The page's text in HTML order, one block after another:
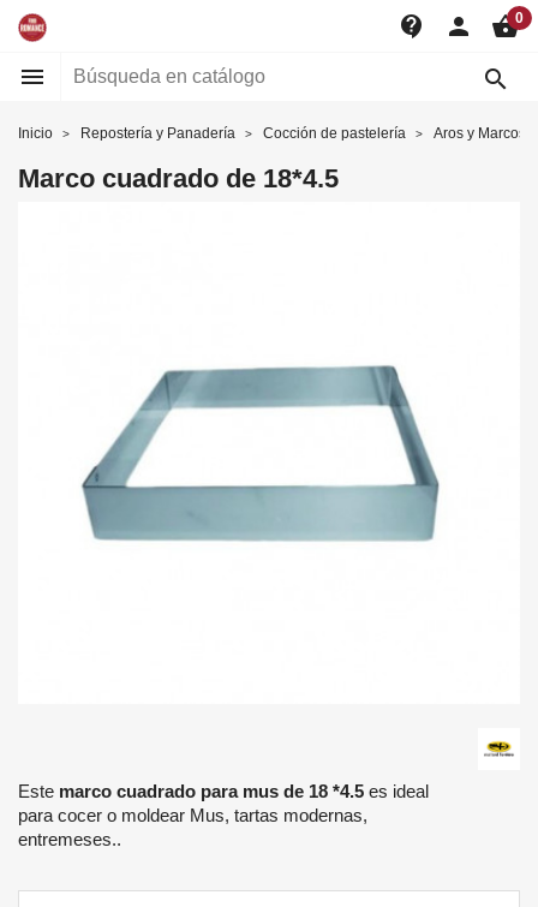
contact_support person shopping_basket0
 
Inicio Repostería y Panadería Cocción de pastelería Aros y Marcos
Marco cuadrado de 18*4.5
Este marco cuadrado para mus de 18 *4.5 es ideal
para cocer o moldear Mus, tartas modernas,
entremeses..